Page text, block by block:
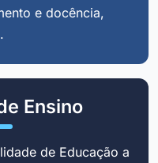
e docência,
Ensino
de Educação a